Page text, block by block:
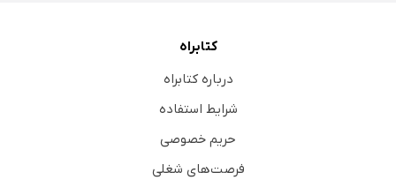
کتابراه
درباره کتابراه
شرایط استفاده
حریم خصوصی
فرصت‌های شغلی